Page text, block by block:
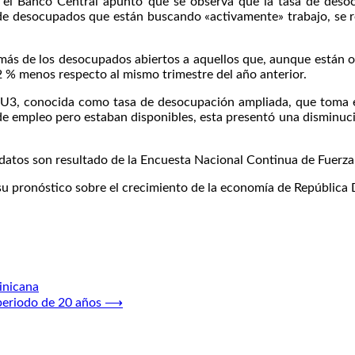
que están buscando «activamente» trabajo,
de los desocupados abiertos a aquellos que, aunque están
menos respecto al mismo trimestre del año anterior.
conocida como tasa de desocupación ampliada, que
empleo pero estaban disponibles, esta presentó una
son resultado de la Encuesta Nacional Continua de
pronóstico sobre el crecimiento de la economía de República
de 20 años ⟶